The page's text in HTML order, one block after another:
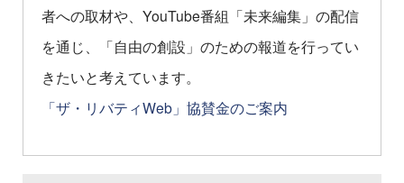
者への取材や、YouTube番組「未来編集」の配信
を通じ、「自由の創設」のための報道を行ってい
きたいと考えています。
「ザ・リバティWeb」協賛金のご案内